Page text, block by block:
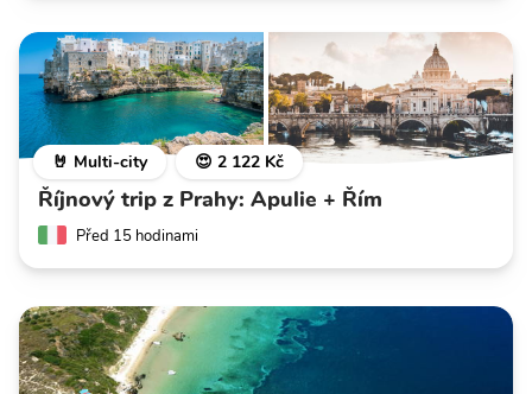
🤘 Multi-city 😍 2 122 Kč
Říjnový trip z Prahy: Apulie + Řím
Před 15 hodinami